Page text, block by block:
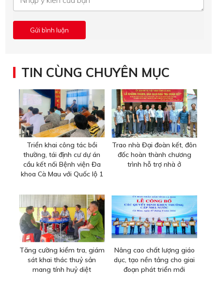
TIN CÙNG CHUYÊN MỤC
Triển khai công tác bồi
thường, tái định cư dự án
cầu kết nối Bệnh viện Đa
khoa Cà Mau với Quốc lộ 1
Trao nhà Đại đoàn kết, đôn
đốc hoàn thành chương
trình hỗ trợ nhà ở
Tăng cường kiểm tra, giám
sát khai thác thuỷ sản
mang tính huỷ diệt
Nâng cao chất lượng giáo
dục, tạo nền tảng cho giai
đoạn phát triển mới